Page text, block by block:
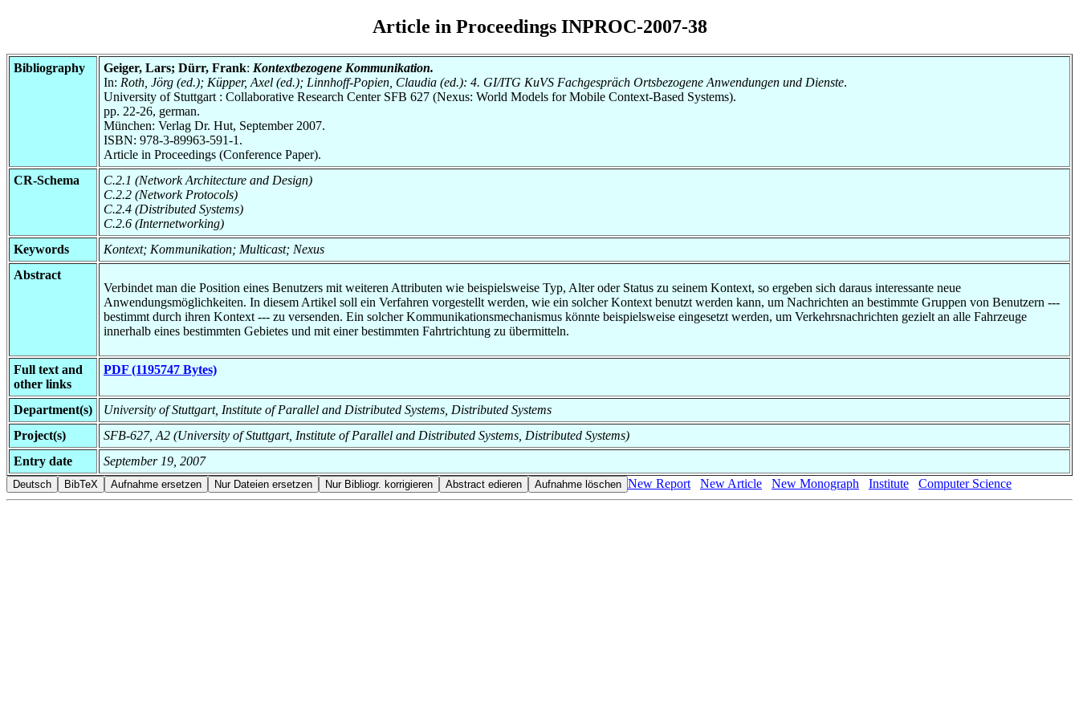
Article in Proceedings INPROC-2007-38
Bibliography Geiger, Lars; Dürr, Frank: Kontextbezogene Kommunikation.
In: Roth, Jörg (ed.); Küpper, Axel (ed.); Linnhoff-Popien, Claudia (ed.): 4. GI/ITG KuVS Fachgespräch Ortsbezogene Anwendungen und Dienste.
University of Stuttgart : Collaborative Research Center SFB 627 (Nexus: World Models for Mobile Context-Based Systems).
pp. 22-26, german.
München: Verlag Dr. Hut, September 2007.
ISBN: 978-3-89963-591-1.
Article in Proceedings (Conference Paper).
CR-Schema
C.2.1 (Network Architecture and Design)
C.2.2 (Network Protocols)
C.2.4 (Distributed Systems)
C.2.6 (Internetworking)
Keywords
Kontext; Kommunikation; Multicast; Nexus
Abstract
Verbindet man die Position eines Benutzers mit weiteren Attributen wie beispielsweise Typ, Alter oder Status zu seinem Kontext, so ergeben sich daraus interessante neue
Anwendungsmöglichkeiten. In diesem Artikel soll ein Verfahren vorgestellt werden, wie ein solcher Kontext benutzt werden kann, um Nachrichten an bestimmte Gruppen von Benutzern ---
bestimmt durch ihren Kontext --- zu versenden. Ein solcher Kommunikationsmechanismus könnte beispielsweise eingesetzt werden, um Verkehrsnachrichten gezielt an alle Fahrzeuge
innerhalb eines bestimmten Gebietes und mit einer bestimmten Fahrtrichtung zu übermitteln.
Full text and
other links
PDF (1195747 Bytes)
Department(s)
University of Stuttgart, Institute of Parallel and Distributed Systems, Distributed Systems
Project(s)
SFB-627, A2 (University of Stuttgart, Institute of Parallel and Distributed Systems, Distributed Systems)
Entry date
September 19, 2007
New Report
New Article New Monograph Institute Computer Science